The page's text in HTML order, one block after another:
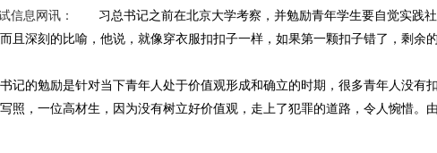
信息网讯：
习总书记之前在北京大学考察，并勉励青年学生要自觉实践
且深刻的比喻，他说，就像穿衣服扣扣子一样，如果第一颗扣子错了，剩余的
的勉励是针对当下青年人处于价值观形成和确立的时期，很多青年人没有
照，一位高材生，因为没有树立好价值观，走上了犯罪的道路，令人惋惜。